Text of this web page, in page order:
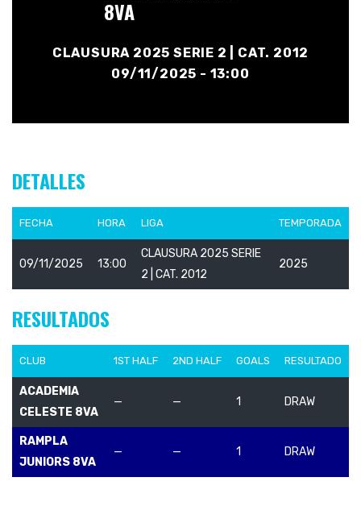
8VA
CLAUSURA 2025 SERIE 2 | CAT. 2012
09/11/2025 - 13:00
DETALLES
FECHA HORA LIGA TEMPORADA
09/11/2025 13:00
CLAUSURA 2025 SERIE
2 | CAT. 2012
2025
RESULTADOS
CLUB 1ST HALF 2ND HALF GOALS RESULTADO
ACADEMIA
CELESTE 8VA
— — 1 DRAW
RAMPLA
JUNIORS 8VA
— — 1 DRAW